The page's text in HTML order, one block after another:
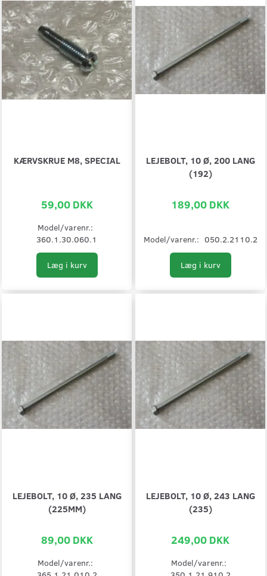
KÆRVSKRUE M8, SPECIAL
59,00 DKK
Model/varenr.:
360.1.30.060.1
Læg i kurv
LEJEBOLT, 10 Ø, 200 LANG
(192)
189,00 DKK
Model/varenr.: 050.2.2110.2
Læg i kurv
LEJEBOLT, 10 Ø, 235 LANG
(225MM)
89,00 DKK
Model/varenr.:
LEJEBOLT, 10 Ø, 243 LANG
(235)
249,00 DKK
Model/varenr.: